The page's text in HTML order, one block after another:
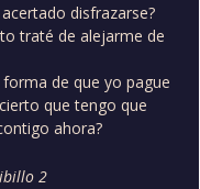
acertado disfrazarse?
traté de alejarme de
forma de que yo pague
que tengo que
ahora?
2